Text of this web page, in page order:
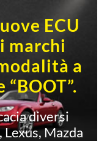
ECU
marchi
a
“BOOT”.
diversi
Mazda